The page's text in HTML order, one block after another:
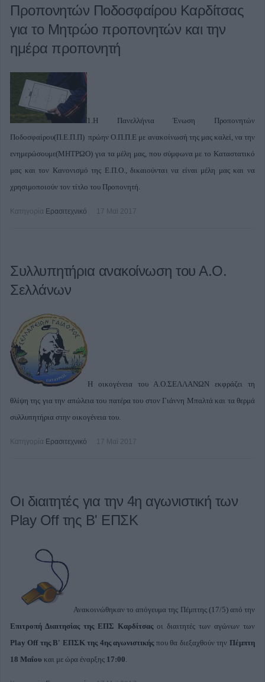
Προπονητών Ποδοσφαίρου Καρδίτσας
για το Μητρώο προπονητών και την
ημέρα προπονητή
1.Η Πανελλήνια Ένωση Προπονητών
Ποδοσφαίρου(Π.Ε.Π.Π) πρώην Ο.Π.Π.Ε με ανακοίνωσή της μας καλεί, να την
ενημερώσουμε(ΜΗΤΡΩΟ) για τα μέλη μας, που σύμφωνα με το Καταστατικό
μας και τον Κανονισμό της Ε.Π.Ο., δικαιούνται να είναι μέλη μας και να
χρησιμοποιούν τον τίτλο του Προπονητή.
Κατηγορία Ερασιτεχνικό 17 Μαϊ 2017
Συλλυπητήρια ανακοίνωση του Α.Ο.
Σελλάνων
Η οικογένεια του Α.Ο.ΣΕΛΛΑΝΩΝ εκφράζει τη
θλίψη της για την απώλεια του πατέρα του στον Γιάννη Μπαλτά και τα θερμά
συλλυπητήρια στην οικογένεια του.
Κατηγορία Ερασιτεχνικό 17 Μαϊ 2017
Οι διαιτητές για την 4η αγωνιστική των
Play Off της Β' ΕΠΣΚ
Ανακοινώθηκαν το απόγευμα της Πέμπτης (17/5) από την
Επιτροπή Διαιτησίας της ΕΠΣ Καρδίτσαςοι διαιτητές των αγώνων των
Play Off της Β' ΕΠΣΚ της 4ης αγωνιστικήςπου θα διεξαχθούν την Πέμπτη
18 Μαΐου και με ώρα έναρξης 17:00.